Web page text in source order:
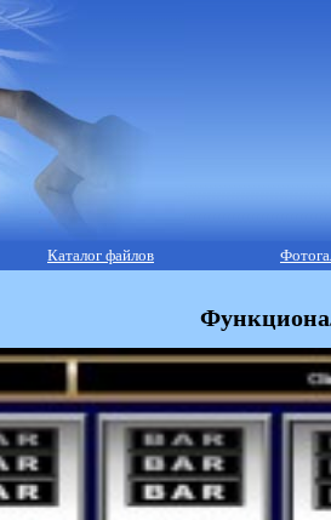
Каталог файлов